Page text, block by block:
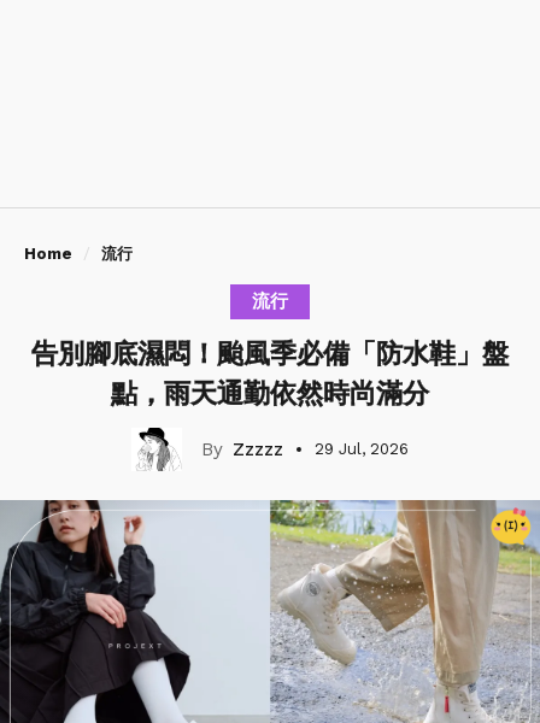
Home 流行
流行
告別腳底濕悶！颱風季必備「防水鞋」盤
點，雨天通勤依然時尚滿分
Zzzzz 29 Jul, 2026